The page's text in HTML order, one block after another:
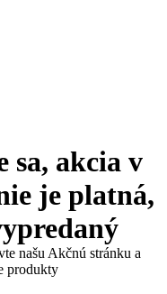
sa, akcia v
je platná,
našu Akčnú stránku a
produkty